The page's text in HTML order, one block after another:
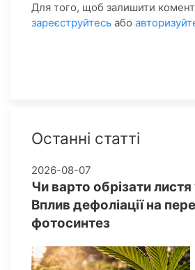
Для того, щоб залишити
зареєструйтесь або
Останні статті
2026-08-07
Чи варто обрізати листя
Вплив дефоліації на
фотосинтез